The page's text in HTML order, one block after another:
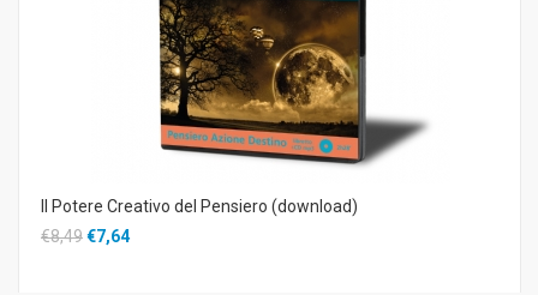
Il Potere Creativo del Pensiero (download)
€8,49€7,64